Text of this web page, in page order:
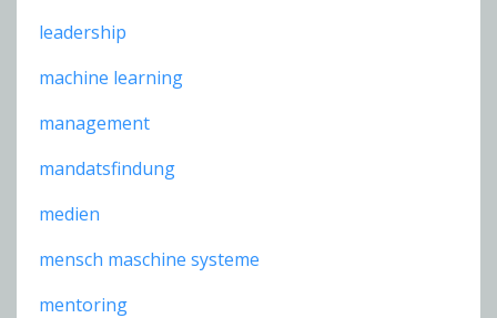
leadership
machine learning
management
mandatsfindung
medien
mensch maschine systeme
mentoring